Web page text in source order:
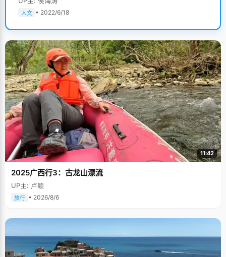
人文 • 2022/6/18
11:42
2025广西行3：古龙山漂流
UP主: 卢颖
旅行 • 2026/8/6